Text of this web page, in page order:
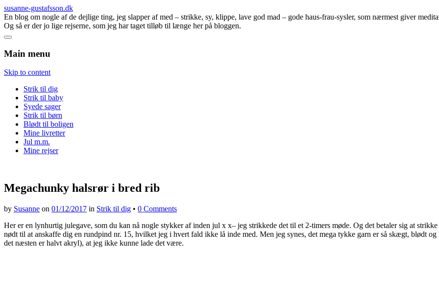
susanne-gustafsson.dk
En blog om nogle af de dejlige ting, jeg slapper af med – strikke, sy, klippe, lave god mad – gode haus-frau-sysler, som nærmest giver
Og så er der jo lige rejserne, som jeg har taget tilløb til længe her på bloggen.
Main menu
Skip to content
Strik til dig
Strik til baby
Syede sager
Strik til børn
Blødt til boligen
Mine livretter
Jul m.m.
Mine rejser
Megachunky halsrør i bred rib
by Susanne on 01/12/2017 in Strik til dig • 0 Comments
Her er en lynhurtig julegave, som du kan nå nogle stykker af inden jul x x– jeg strikkede det til et 2-timers møde. Og det betaler sig at
nødt til at anskaffe dig en rundpind nr. 15, hvilket jeg i hvert fald ikke lå inde med. Men jeg synes, det mega tykke garn er så skægt, blødt
det næsten er halvt akryl), at jeg ikke kunne lade det være.